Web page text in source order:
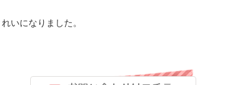
いになりました。